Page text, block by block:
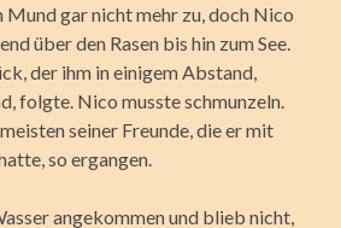
Mund gar nicht mehr zu, doch Nico
über den Rasen bis hin zum See.
der ihm in einigem Abstand,
folgte. Nico musste schmunzeln.
seiner Freunde, die er mit
so ergangen.
angekommen und blieb nicht,